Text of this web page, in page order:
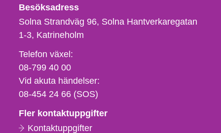
Besöksadress
Solna Strandväg 96, Solna Hantverkaregatan
1-3 Katrineholm
Telefon,
fax
och
e-
Telefon växel:
08-799 40 00
Vid akuta händelser:
08-454 24 66 (SOS)
Fler kontaktuppgifter
Kontaktuppgifter